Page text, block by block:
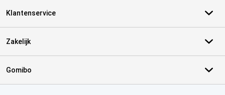
Klantenservice
Zakelijk
Gomibo